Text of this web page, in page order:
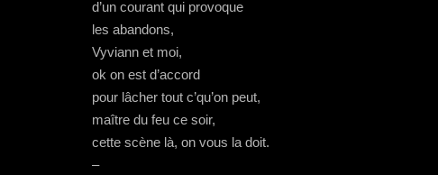
d’un courant qui provoque
les abandons,
Vyviann et moi,
ok on est d’accord
pour lâcher tout c’qu’on peut,
maître du feu ce soir,
cette scène là, on vous la doit.
–